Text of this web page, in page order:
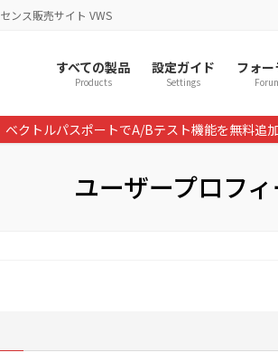
ンス販売サイト VWS
すべての製品
Products
設定ガイド
Settings
フォー
ベクトルパスポートでA/Bテスト機能を無料追加
ユーザープロフ